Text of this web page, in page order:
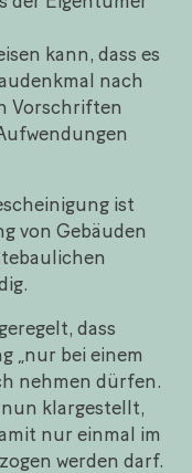
kann, dass es
nach
Vorschriften
ist
von Gebäuden
dass
„nur bei einem
nehmen dürfen.
klargestellt,
nur einmal im
werden darf.